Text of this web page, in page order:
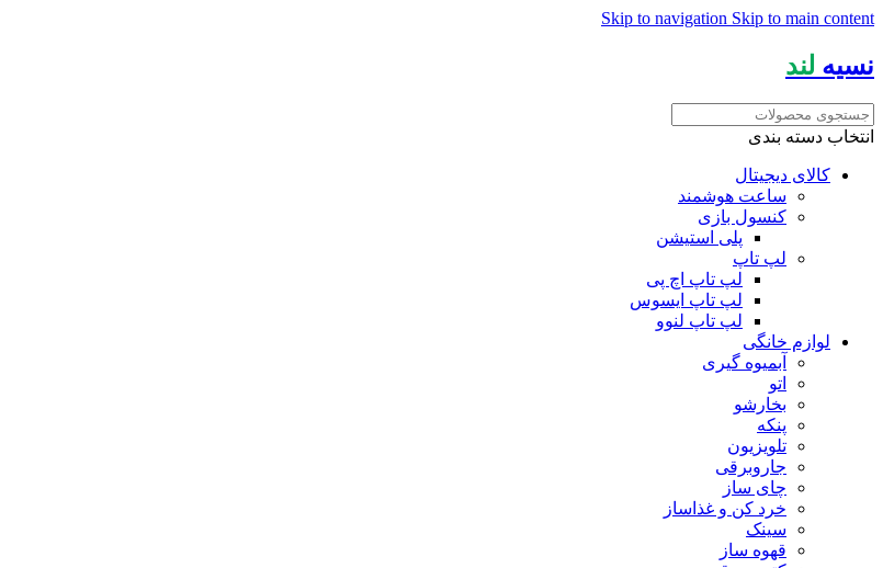
Skip to navigation Skip to main content
نسیه لند
انتخاب دسته بندی
کالای دیجیتال
ساعت هوشمند
کنسول بازی
پلی استیشن
لپ تاپ
لپ تاپ اچ پی
لپ تاپ ایسوس
لپ تاپ لنوو
لوازم خانگی
آبمیوه گیری
اتو
بخارشو
پنکه
تلویزیون
جاروبرقی
چای ساز
خرد کن و غذاساز
سینک
قهوه ساز